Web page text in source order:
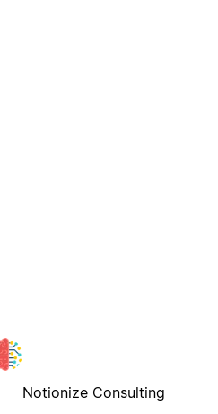
Notionize Consulting